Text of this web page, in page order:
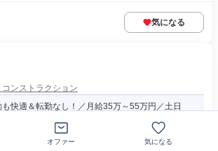
気になる
ンストラクション
快適＆転勤なし！／月給35万～55万円／土日
オファー 気になる